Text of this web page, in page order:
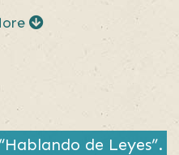
de Leyes”.